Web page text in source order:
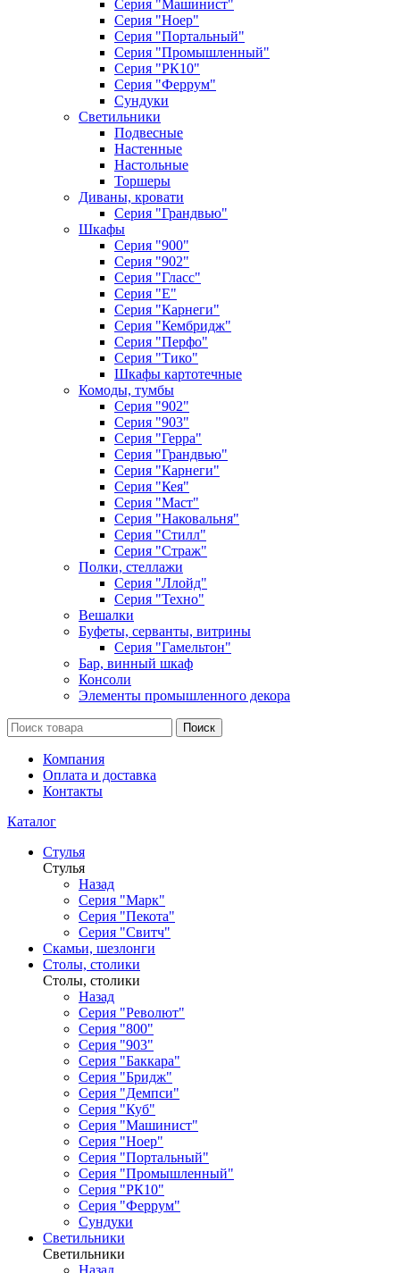
Серия "Машинист"
Серия "Ноер"
Серия "Портальный"
Серия "Промышленный"
Серия "РК10"
Серия "Феррум"
Сундуки
Светильники
Подвесные
Настенные
Настольные
Торшеры
Диваны, кровати
Серия "Грандвью"
Шкафы
Серия "900"
Серия "902"
Серия "Гласс"
Серия "Е"
Серия "Карнеги"
Серия "Кембридж"
Серия "Перфо"
Серия "Тико"
Шкафы картотечные
Комоды, тумбы
Серия "902"
Серия "903"
Серия "Герра"
Серия "Грандвью"
Серия "Карнеги"
Серия "Кея"
Серия "Маст"
Серия "Наковальня"
Серия "Стилл"
Серия "Страж"
Полки, стеллажи
Серия "Ллойд"
Серия "Техно"
Вешалки
Буфеты, серванты, витрины
Серия "Гамельтон"
Бар, винный шкаф
Консоли
Элементы промышленного декора
Поиск
Компания
Оплата и доставка
Контакты
Каталог
Стулья
Стулья
Назад
Серия "Марк"
Серия "Пекота"
Серия "Свитч"
Скамьи, шезлонги
Столы, столики
Столы, столики
Назад
Серия "Револют"
Серия "800"
Серия "903"
Серия "Баккара"
Серия "Бридж"
Серия "Демпси"
Серия "Куб"
Серия "Машинист"
Серия "Ноер"
Серия "Портальный"
Серия "Промышленный"
Серия "РК10"
Серия "Феррум"
Сундуки
Светильники
Светильники
Назад